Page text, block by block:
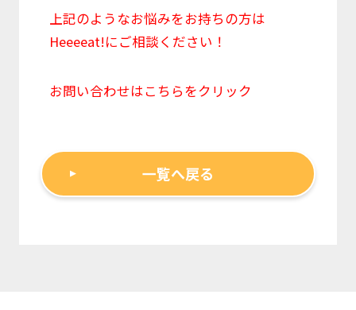
上記のようなお悩みをお持ちの方は
Heeeeat!にご相談ください！
お問い合わせはこちらをクリック
一覧へ戻る